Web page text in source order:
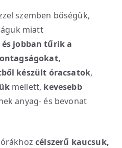
szemben bőségük,
miatt
és jobban tűrik a
készült óracsatok,
mellett, kevesebb
anyag- és bevonat
célszerű kaucsuk,